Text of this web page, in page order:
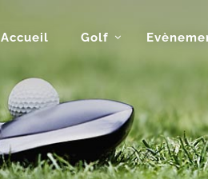
Accueil Golf